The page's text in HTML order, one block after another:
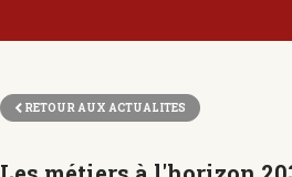
RETOUR AUX ACTUALITES